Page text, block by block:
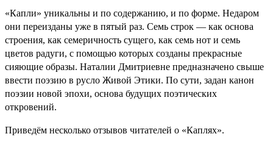
«Капли» уникальны и по содержанию, и по форме. Недаром
они переизданы уже в пятый раз. Семь строк — как основа
строения, как семеричность сущего, как семь нот и семь
цветов радуги, с помощью которых созданы прекрасные
сияющие образы. Наталии Дмитриевне предназначено свыше
ввести поэзию в русло Живой Этики. По сути, задан канон
поэзии новой эпохи, основа будущих поэтических
откровений.
Приведём несколько отзывов читателей о «Каплях».